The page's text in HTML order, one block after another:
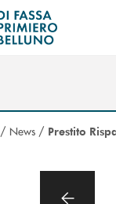
/ News / Prestito